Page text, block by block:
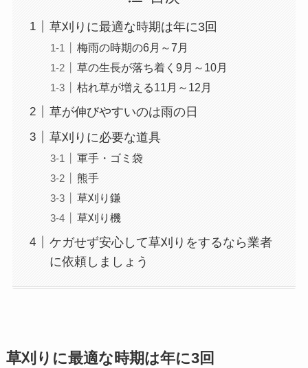
草刈りに最適な時期は年に3回
梅雨の時期の6月～7月
草の生長が落ち着く9月～10月
枯れ草が増える11月～12月
草が伸びやすいのは雨の日
草刈りに必要な道具
軍手・ゴミ袋
熊手
草刈り鎌
草刈り機
ケガせず安心して草刈りをするなら業者
に依頼しましょう
草刈りに最適な時期は年に3回